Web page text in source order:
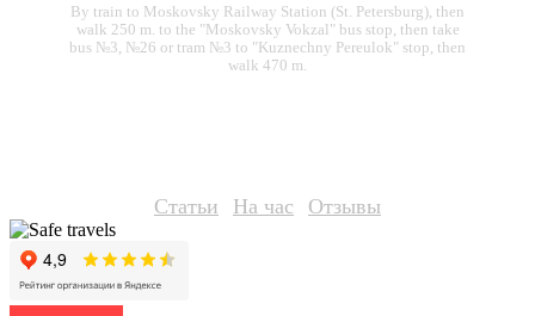
By train to Moskovsky Railway Station (St. Petersburg), then
walk 250 m. to the "Moskovsky Vokzal" bus stop, then take
bus №3, №26 or tram №3 to "Kuznechny Pereulok" stop, then
walk 470 m.
Статьи На час Отзывы